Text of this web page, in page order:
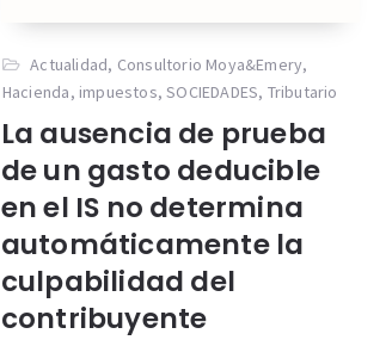
Actualidad, Consultorio Moya&Emery,
Hacienda, impuestos,SOCIEDADES, Tributario
La ausencia de prueba
de un gasto deducible
en el IS no determina
automáticamente la
culpabilidad del
contribuyente